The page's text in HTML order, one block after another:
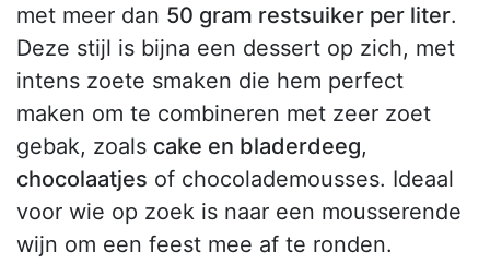
met meer dan 50 gram restsuiker per liter.
Deze stijl is bijna een dessert op zich, met
intens zoete smaken die hem perfect
maken om te combineren met zeer zoet
gebak, zoals cake en bladerdeeg,
chocolaatjes of chocolademousses. Ideaal
voor wie op zoek is naar een mousserende
wijn om een feest mee af te ronden.